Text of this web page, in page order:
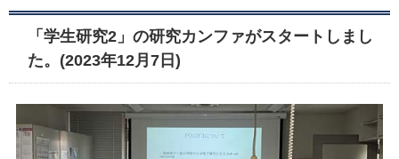
「学生研究2」の研究カンファがスタートしまし
た。(2023年12月7日)